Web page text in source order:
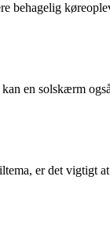
behagelig
kan en solskærm
er det vigtigt